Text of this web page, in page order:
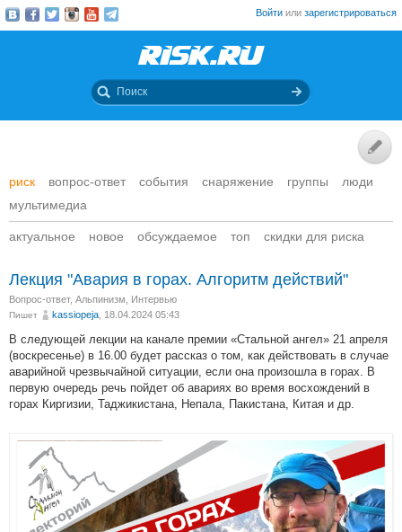
Войти или зарегистрироваться
риск вопрос-ответ события снаряжение группы
люди
мультимедиа
актуальное новое обсуждаемое топ скидки для риска
Лекция "Авария в горах. Алгоритм действий"
Вопрос-ответ, Альпинизм Интервью
Пишет kassiopeja , 18.04.2024 05:43
В следующей лекции на канале премии «Стальной ангел» 21 апреля
(воскресенье) в 16.00 будет рассказ о том, как действовать в случае
аварийной чрезвычайной ситуации, если она произошла в горах. В
первую очередь речь пойдет об авариях во время восхождений в
горах Киргизии, Таджикистана, Непала, Пакистана, Китая и др.